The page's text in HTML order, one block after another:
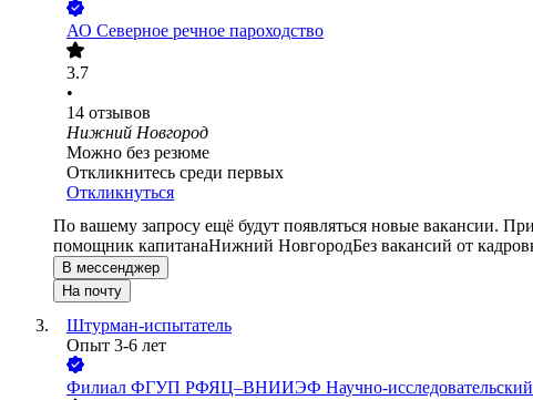
АО Северное речное пароходство
3.7
•
14 отзывов
Нижний Новгород
Можно без резюме
Откликнитесь среди первых
Откликнуться
По вашему запросу ещё будут появляться новые вакансии.
помощник капитанаНижний НовгородБез вакансий от
В мессенджер
На почту
Штурман-испытатель
Опыт 3-6 лет
Филиал ФГУП РФЯЦ–ВНИИЭФ Научно-исследовательский